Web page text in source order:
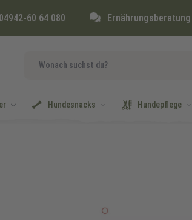
springen
04942-60 64 080
Hundesnacks Hundepflege